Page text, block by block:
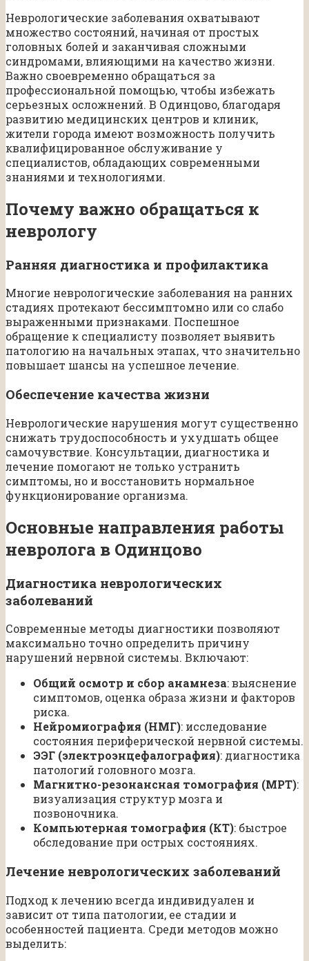
Неврологические заболевания охватывают
множество состояний, начиная от простых
головных болей и заканчивая сложными
синдромами, влияющими на качество жизни.
Важно своевременно обращаться за
профессиональной помощью, чтобы избежать
серьезных осложнений. В Одинцово, благодаря
развитию медицинских центров и клиник,
жители города имеют возможность получить
квалифицированное обслуживание у
специалистов, обладающих современными
знаниями и технологиями.
Почему важно обращаться к
неврологу
Ранняя диагностика и профилактика
Многие неврологические заболевания на ранних
стадиях протекают бессимптомно или со слабо
выраженными признаками. Поспешное
обращение к специалисту позволяет выявить
патологию на начальных этапах, что значительно
повышает шансы на успешное лечение.
Обеспечение качества жизни
Неврологические нарушения могут существенно
снижать трудоспособность и ухудшать общее
самочувствие. Консультации, диагностика и
лечение помогают не только устранить
симптомы, но и восстановить нормальное
функционирование организма.
Основные направления работы
невролога в Одинцово
Диагностика неврологических
заболеваний
Современные методы диагностики позволяют
максимально точно определить причину
нарушений нервной системы. Включают:
Общий осмотр и сбор анамнеза: выяснение
симптомов, оценка образа жизни и факторов
риска.
Нейромиография (НМГ): исследование
состояния периферической нервной системы.
ЭЭГ (электроэнцефалография): диагностика
патологий головного мозга.
Магнитно-резонансная томография (МРТ):
визуализация структур мозга и
позвоночника.
Компьютерная томография (КТ): быстрое
обследование при острых состояниях.
Лечение неврологических заболеваний
Подход к лечению всегда индивидуален и
зависит от типа патологии, ее стадии и
особенностей пациента. Среди методов можно
выделить: